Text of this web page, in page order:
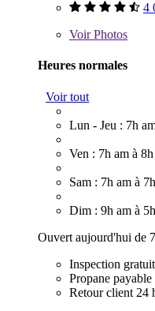
4
VoirPhotos
Heures normales
Voir tout
Lun - Jeu : 7h
Ven : 7h am à
Sam : 7h am à
Dim : 9h am à
Ouvert aujourd'hui de
Inspection
Propane
Retour client 24